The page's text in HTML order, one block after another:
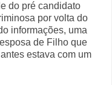
do pré candidato
por volta do
informações, uma
de Filho que
estava com um